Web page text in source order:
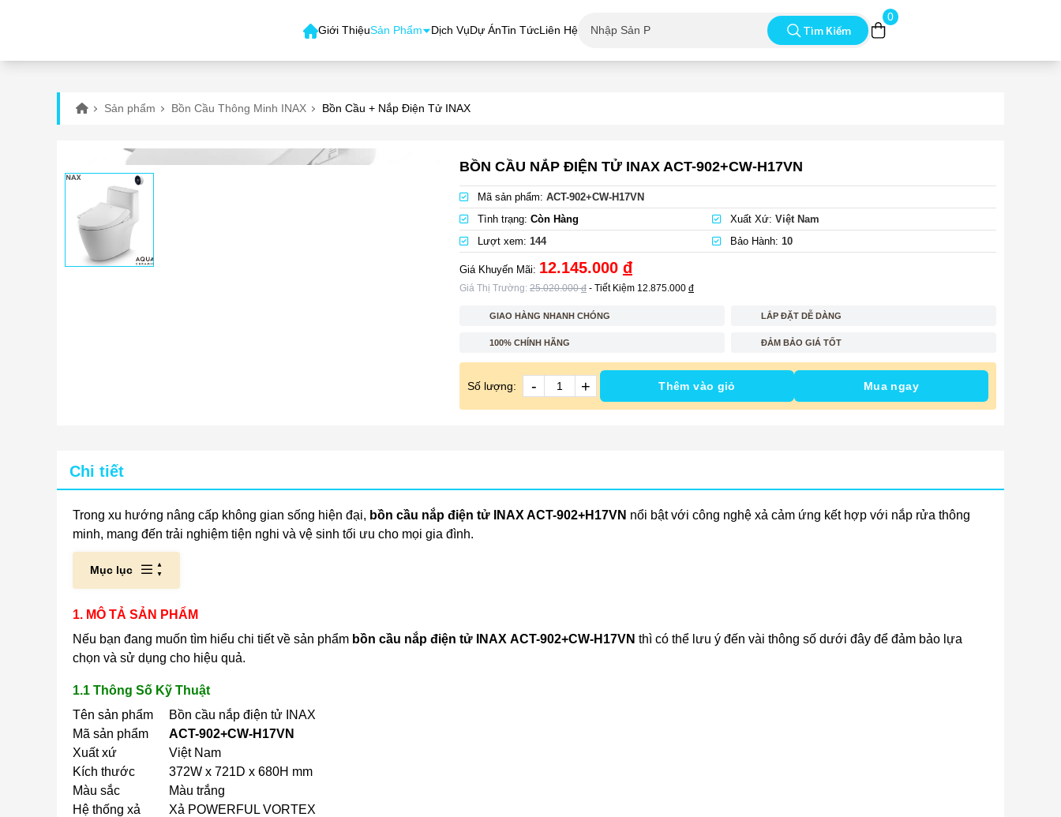
Giới ThiệuSản Phẩm Dịch VụDự ÁnTin TứcLiên Hệ Tìm Kiếm
0
Sản phẩm Bồn Cầu Thông Minh INAX Bồn Cầu + Nắp Điện Tử INAX
BỒN CẦU NẮP ĐIỆN TỬ INAX ACT-902+CW-H17VN
Mã sản phẩm: ACT-902+CW-H17VN
Tình trạng: Còn Hàng Xuất Xứ: Việt Nam
Lượt xem: 144 Bảo Hành: 10
Giá Khuyến Mãi: 12.145.000 đ
Giá Thị Trường: 25.020.000đ - Tiết Kiệm 12.875.000 đ
GIAO HÀNG NHANH CHÓNG LẮP ĐẶT DỄ DÀNG
100% CHÍNH HÃNG ĐẢM BẢO GIÁ TỐT
Số lượng: - + Thêm vào giỏ Mua ngay
Chi tiết
Trong xu hướng nâng cấp không gian sống hiện đại, bồn cầu nắp điện tử INAX ACT-902+H17VN nổi bật với công nghệ xả cảm ứng kết hợp với nắp rửa thông
minh, mang đến trải nghiệm tiện nghi và vệ sinh tối ưu cho mọi gia đình.
Mục lục
1. MÔ TẢ SẢN PHẨM
Nếu bạn đang muốn tìm hiểu chi tiết về sản phẩm bồn cầu nắp điện tử INAX ACT-902+CW-H17VN thì có thể lưu ý đến vài thông số dưới đây để đảm bảo lựa
chọn và sử dụng cho hiệu quả.
1.1 Thông Số Kỹ Thuật
Tên sản phẩm
Bồn cầu nắp điện tử INAX
Mã sản phẩm
ACT-902+CW-H17VN
Xuất xứ
Việt Nam
Kích thước
372W x 721D x 680H mm
Màu sắc
Màu trắng
Hệ thống xả
Xả POWERFUL VORTEX